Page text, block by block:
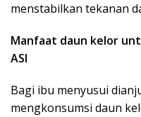
menstabilkan tekanan
Manfaat daun kelor
ASI
Bagi ibu menyusui
mengkonsumsi daun